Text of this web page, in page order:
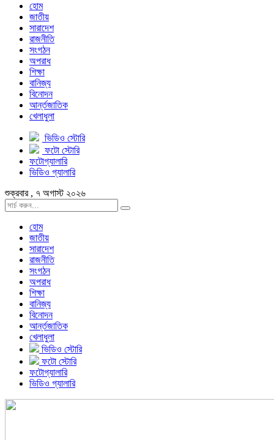
হোম
জাতীয়
সারাদেশ
রাজনীতি
সংগঠন
অপরাধ
শিক্ষা
বানিজ্য
বিনোদন
আর্ন্তজাতিক
খেলাধুলা
ভিডিও স্টোরি
ফটো স্টোরি
ফটোগ্যালারি
ভিডিও গ্যালারি
শুক্রবার , ৭ অগাস্ট ২০২৬
হোম
জাতীয়
সারাদেশ
রাজনীতি
সংগঠন
অপরাধ
শিক্ষা
বানিজ্য
বিনোদন
আর্ন্তজাতিক
খেলাধুলা
ভিডিও স্টোরি
ফটো স্টোরি
ফটোগ্যালারি
ভিডিও গ্যালারি